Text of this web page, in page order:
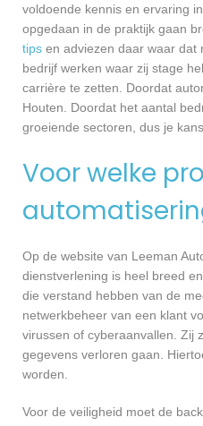
voldoende kennis en ervaring
opgedaan in de praktijk gaan
tips en adviezen daar waar dat
bedrijf werken waar zij stage
carrière te zetten. Doordat
Houten. Doordat het aantal
groeiende sectoren, dus je
Voor welke
Op de website van Leeman
dienstverlening is heel breed
die verstand hebben van de
netwerkbeheer van een klant
virussen of cyberaanvallen. Zij
gegevens verloren gaan.
worden.
Voor de veiligheid moet de